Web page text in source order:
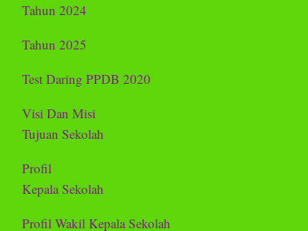
Tahun 2024
Tahun 2025
Test Daring PPDB 2020
Visi Dan Misi
Tujuan Sekolah
Profil
Kepala Sekolah
Profil Wakil Kepala Sekolah